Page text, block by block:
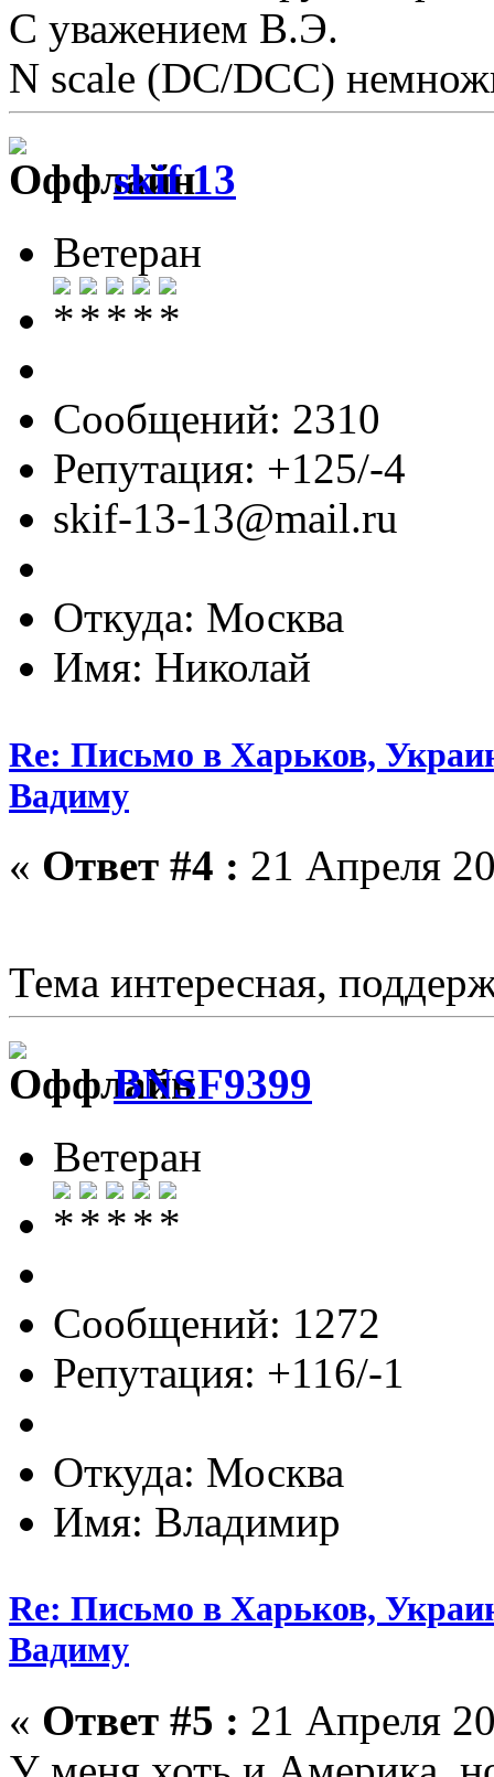
С уважением В.Э.
N scale (DC/DCC)
skif 13
Ветеран
Сообщений: 2310
Репутация: +125/-4
skif-13-13@mail.ru
Откуда: Москва
Имя: Николай
Re: Письмо в Харьков,
Вадиму
« Ответ #4 : 21 Апреля
Тема интересная,
BNSF9399
Ветеран
Сообщений: 1272
Репутация: +116/-1
Откуда: Москва
Имя: Владимир
Re: Письмо в Харьков,
Вадиму
« Ответ #5 : 21 Апреля